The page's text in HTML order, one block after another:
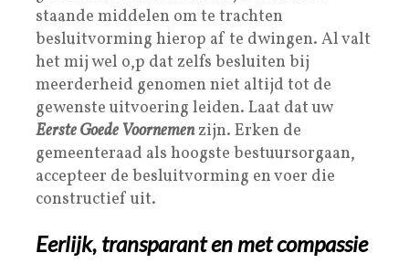
staande middelen om te trachten
besluitvorming hierop af te dwingen. Al valt
het mij wel o,p dat zelfs besluiten bij
meerderheid genomen niet altijd tot de
gewenste uitvoering leiden. Laat dat uw
Eerste Goede Voornemenzijn. Erken de
gemeenteraad als hoogste bestuursorgaan,
accepteer de besluitvorming en voer die
constructief uit.
Eerlijk, transparant en met compassie